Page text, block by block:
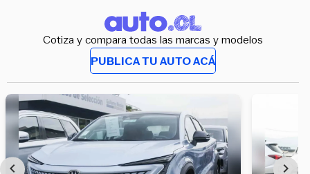
Cotiza y compara todas las marcas y modelos
PUBLICA TU AUTO ACÁ